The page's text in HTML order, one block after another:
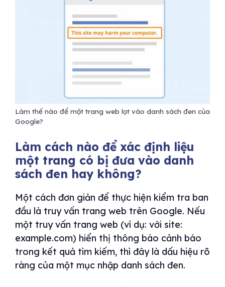
Làm thế nào để một trang web lọt vào danh sách đen của
Google?
Làm cách nào để xác định liệu
một trang có bị đưa vào danh
sách đen hay không?
Một cách đơn giản để thực hiện kiểm tra ban
đầu là truy vấn trang web trên Google. Nếu
một truy vấn trang web (ví dụ: với site:
example.com) hiển thị thông báo cảnh báo
trong kết quả tìm kiếm, thì đây là dấu hiệu rõ
ràng của một mục nhập danh sách đen.